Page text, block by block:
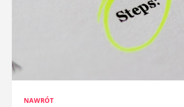
NAWRÓT